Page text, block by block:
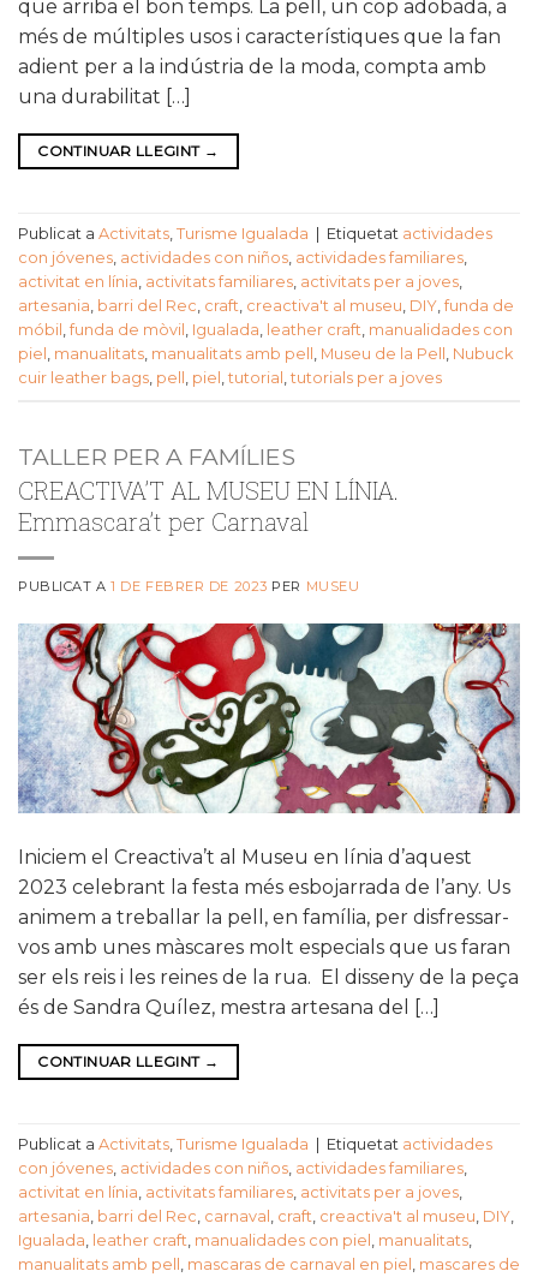
que arriba el bon temps. La pell, un cop adobada, a
més de múltiples usos i característiques que la fan
adient per a la indústria de la moda, compta amb
una durabilitat […]
CONTINUAR LLEGINT →
Publicat a Activitats Turisme Igualada Etiquetat actividades
con jóvenes actividades con niños actividades familiares
activitat en línia activitats familiares activitats per a joves
artesania barri del Rec craft creactiva't al museu DIY funda de
móbil funda de mòvil Igualada leather craft manualidades con
piel
manualitats manualitats amb pell Museu de la Pell
Nubuck
cuir leather bags pell piel tutorial tutorials per a joves
TALLER PER A FAMÍLIES
CREACTIVA’T AL MUSEU EN LÍNIA.
Emmascara’t per Carnaval
PUBLICAT A1 DE FEBRER DE 2023 PER MUSEU
Iniciem el Creactiva’t al Museu en línia d’aquest
2023 celebrant la festa més esbojarrada de l’any. Us
animem a treballar la pell, en família, per disfressar-
vos amb unes màscares molt especials que us faran
ser els reis i les reines de la rua. El disseny de la peça
és de Sandra Quílez, mestra artesana del […]
CONTINUAR LLEGINT →
Publicat a Activitats Turisme Igualada Etiquetat actividades
con jóvenes actividades con niños actividades familiares
activitat en línia activitats familiares activitats per a joves
artesania barri del Rec carnaval craft creactiva't al museu DIY
Igualada
leather craft manualidades con piel manualitats
manualitats amb pell
mascaras de carnaval en piel
mascares de